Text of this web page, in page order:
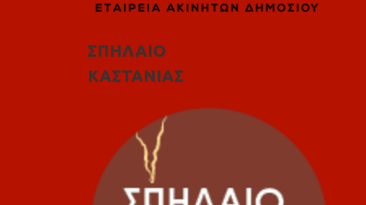
ΣΠΗΛΑΙΟ
ΚΑΣΤΑΝΙΑΣ